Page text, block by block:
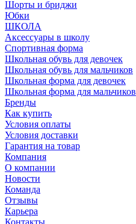
Шорты и бриджи
Юбки
ШКОЛА
Аксессуары в школу
Спортивная форма
Школьная обувь для девочек
Школьная обувь для мальчиков
Школьная форма для девочек
Школьная форма для мальчиков
Бренды
Как купить
Условия оплаты
Условия доставки
Гарантия на товар
Компания
О компании
Новости
Команда
Отзывы
Карьера
Контакты